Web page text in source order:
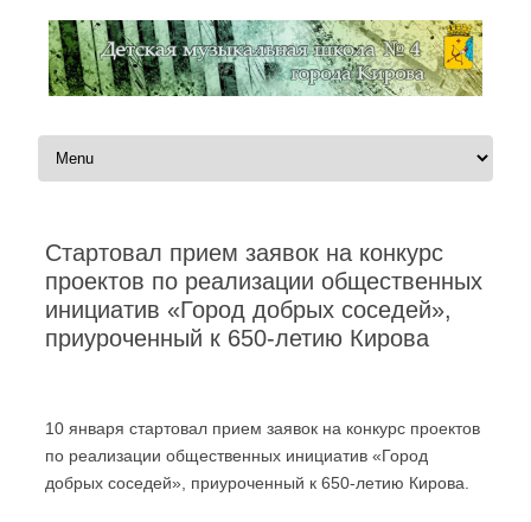
Перейти к содержимому
Cтартовал прием заявок на конкурс
проектов по реализации общественных
инициатив «Город добрых соседей»,
приуроченный к 650-летию Кирова
10 января стартовал прием заявок на конкурс проектов
по реализации общественных инициатив «Город
добрых соседей», приуроченный к 650-летию Кирова.